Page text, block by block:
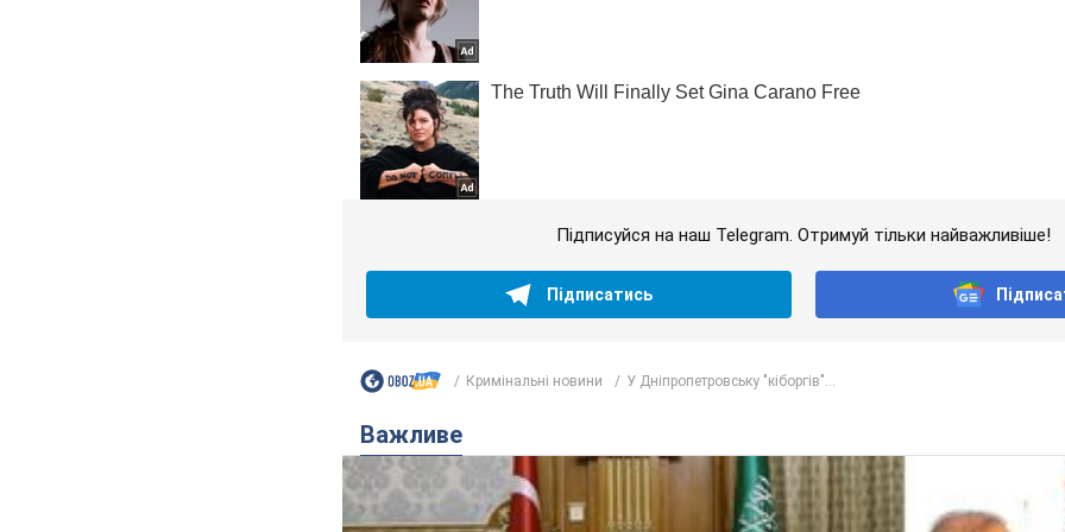
Підписуйся на наш Telegram. Отримуй тільки найважливіше!
Підписатись
Кримінальні новини У Дніпропетровську "кіборгів"...
Важливе